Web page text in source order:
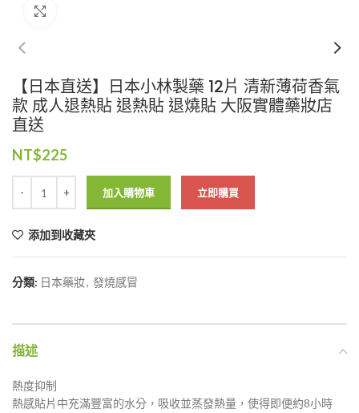
【日本直送】日本小林製藥 12片 清新薄荷香氣
款 成人退熱貼 退熱貼 退燒貼 大阪實體藥妝店
直送
NT$225
加入購物車 立即購買
添加到收藏夾
分類: 日本藥妝, 發燒感冒
描述
熱度抑制
熱感貼片中充滿豐富的水分，吸收並蒸發熱量，使得即便約8小時